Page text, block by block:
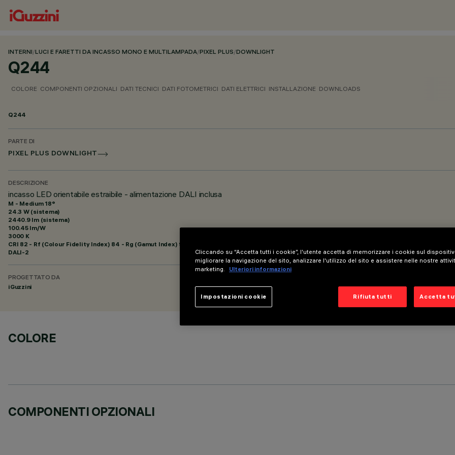
INTERNI/LUCI E FARETTI DA INCASSO MONO E MULTILAMPADA/PIXEL PLUS/DOWNLIGHT
Q244
COLORE COMPONENTI OPZIONALI DATI TECNICI DATI FOTOMETRICI DATI ELETTRICI INSTALLAZIONE DOWNLOADS
Q244
PARTE DI
PIXEL PLUS DOWNLIGHT
DESCRIZIONE
incasso LED orientabile estraibile - alimentazione DALI inclusa
M - Medium 18°
24.3 W (sistema)
2440.9 lm (sistema)
100.45 lm/W
3000 K
CRI 82 - Rf (Colour Fidelity Index) 84 - Rg (Gamut Index) 95
DALI-2
PROGETTATO DA
iGuzzini
COLORE
COMPONENTI OPZIONALI
Cliccando su “Accetta tutti i cookie”, l'utente accetta di memorizzare i cookie sul
migliorare la navigazione del sito, analizzare l'utilizzo del sito e assistere nelle nostre
marketing.
Ulteriori informazioni
Rifiuta tutti Accetta
Impostazioni cookie